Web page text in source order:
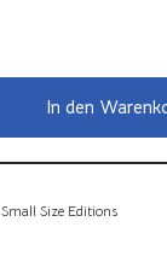
In den
Small Size Editions